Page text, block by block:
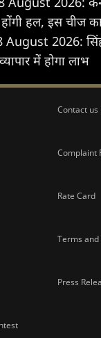
होंगी हल, इस चीज
2026:
में होगा लाभ
Contact us
Complaint
Rate Card
Terms and
Press